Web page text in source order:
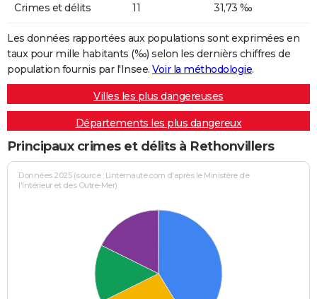
Crimes et délits 11 31,73 ‰
Les données rapportées aux populations sont exprimées en
taux pour mille habitants (‰) selon les dernièrs chiffres de
population fournis par l'Insee. Voir la méthodologie.
Villes les plus dangereuses
Départements les plus dangereux
Principaux crimes et délits à Rethonvillers
Données 2025 (source : Linternaute.com d'après le Ministère de
l'Intérieur et des Outre-Mer)